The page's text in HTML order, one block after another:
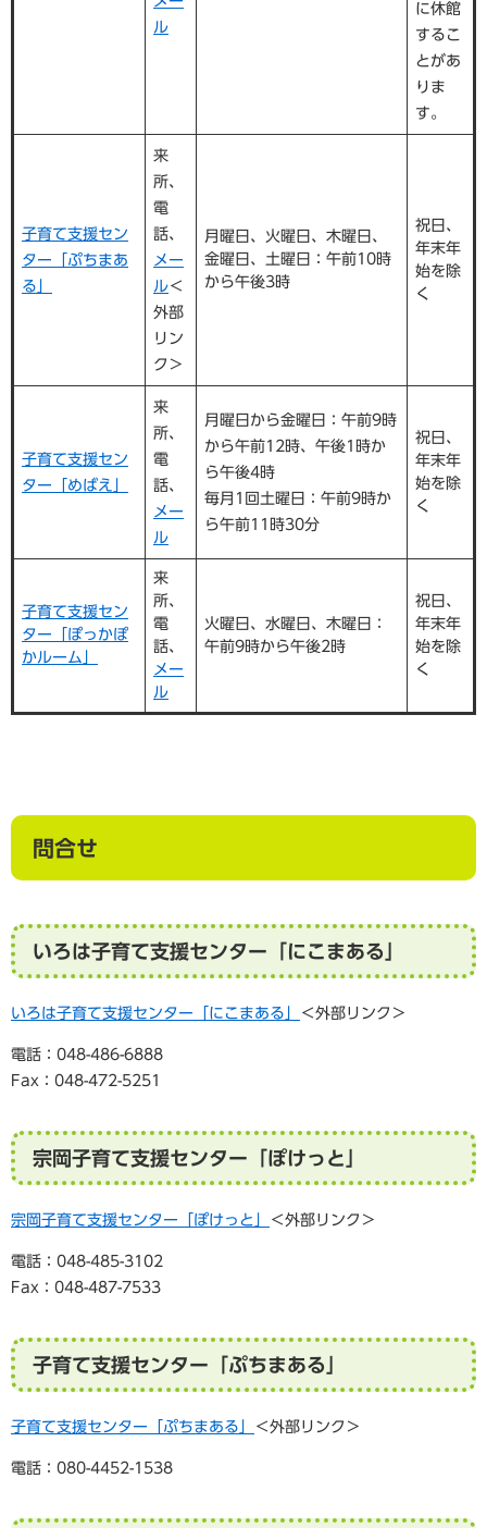
ル
に休館
するこ
とがあ
りま
す。
子育て支援セン
ター「ぷちまあ
る」
来
所、
電
話、
メー
ル＜
外部
リン
ク＞
月曜日、火曜日、木曜日、
金曜日、土曜日：午前10時
から午後3時
祝日、
年末年
始を除
く
子育て支援セン
ター「めばえ」
来
所、
電
話、
メー
ル
月曜日から金曜日：午前9時
から午前12時、午後1時か
ら午後4時
毎月1回土曜日：午前9時か
ら午前11時30分
祝日、
年末年
始を除
く
子育て支援セン
ター「ぽっかぽ
かルーム」
来
所、
電
話、
メー
ル
火曜日、水曜日、木曜日：
午前9時から午後2時
祝日、
年末年
始を除
く
問合せ
いろは子育て支援センター「にこまある」
いろは子育て支援センター「にこまある」 ＜外部リンク＞
電話：048-486-6888
Fax：048-472-5251
宗岡子育て支援センター「ぽけっと」
宗岡子育て支援センター「ぽけっと」 ＜外部リンク＞
電話：048-485-3102
Fax：048-487-7533
子育て支援センター「ぷちまある」
子育て支援センター「ぷちまある」 ＜外部リンク＞
電話：080-4452-1538